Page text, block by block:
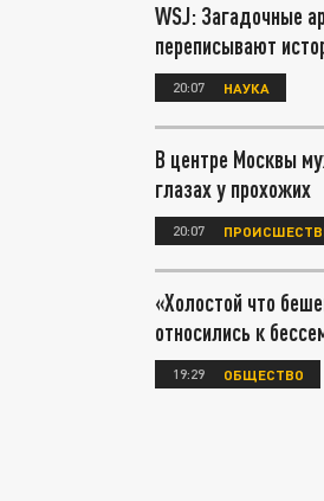
WSJ: Загадочные
переписывают
20:07 НАУКА
В центре Москвы
глазах у прохожих
20:07
«Холостой что
относились к
19:29 ОБЩЕСТВО